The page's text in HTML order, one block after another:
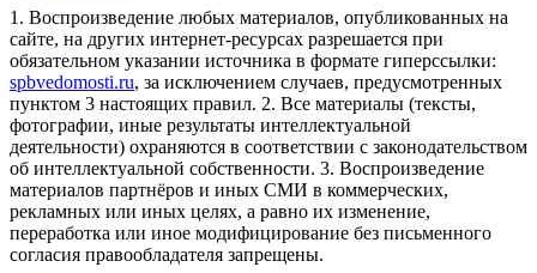
1. Воспроизведение любых материалов, опубликованных на
сайте, на других интернет-ресурсах разрешается при
обязательном указании источника в формате гиперссылки:
spbvedomosti.ru, за исключением случаев, предусмотренных
пунктом 3 настоящих правил. 2. Все материалы (тексты,
фотографии, иные результаты интеллектуальной
деятельности) охраняются в соответствии с законодательством
об интеллектуальной собственности. 3. Воспроизведение
материалов партнёров и иных СМИ в коммерческих,
рекламных или иных целях, а равно их изменение,
переработка или иное модифицирование без письменного
согласия правообладателя запрещены.